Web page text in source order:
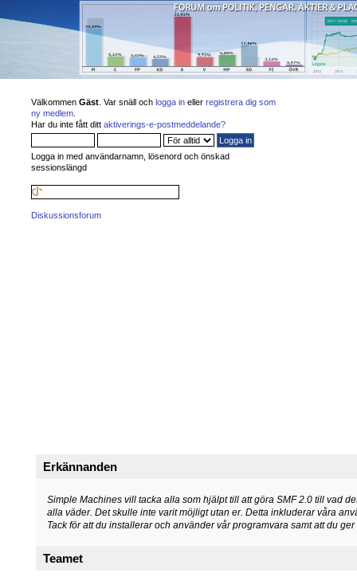
Välkommen Gäst. Var snäll och logga ineller registrera dig som
ny medlem.
Har du inte fått ditt aktiverings-e-postmeddelande?
Logga in med användarnamn, lösenord och önskad
sessionslängd
Diskussionsforum
Erkännanden
Simple Machines vill tacka alla som hjälpt till att göra SMF 2.0 till vad
alla väder. Det skulle inte varit möjligt utan er. Detta inkluderar våra
Tack för att du installerar och använder vår programvara samt att du
Teamet